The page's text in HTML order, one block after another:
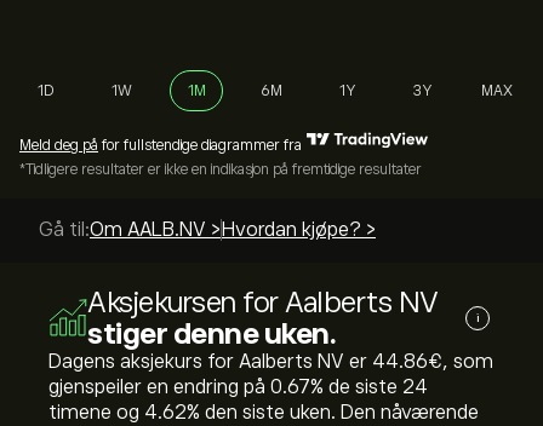
1D 1W 1M 6M 1Y 3Y MAX
Meld deg på for fullstendige diagrammer fra
*Tidligere resultater er ikke en indikasjon på fremtidige resultater
Gå til:Om AALB.NV > Hvordan kjøpe? >
Aksjekursen for Aalberts NV
stiger denne uken.
i
Dagens aksjekurs for Aalberts NV er 44.86‎€‎, som
gjenspeiler en endring på ‎0.67‎% de siste 24
timene og ‎4.62‎% den siste uken. Den nåværende